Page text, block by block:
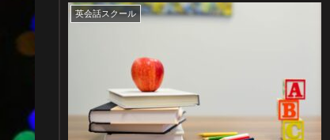
英会話スクール